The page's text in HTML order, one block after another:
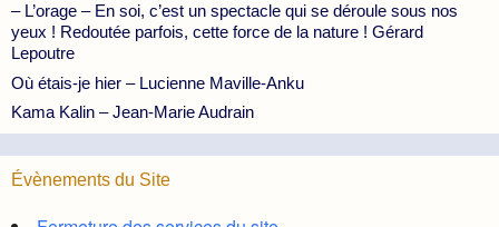
– L’orage – En soi, c’est un spectacle qui se déroule sous nos
yeux ! Redoutée parfois, cette force de la nature ! Gérard
Lepoutre
Où étais-je hier – Lucienne Maville-Anku
Kama Kalin – Jean-Marie Audrain
Évènements du Site